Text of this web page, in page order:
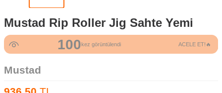
Mustad Rip Roller Jig Sahte Yemi
100kez görüntülendi ACELE ET!🔥
Mustad